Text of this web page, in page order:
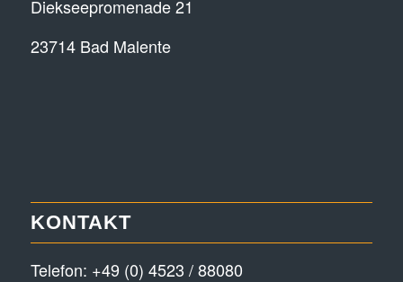
Diekseepromenade 21
23714 Bad Malente
KONTAKT
Telefon: +49 (0) 4523 / 88080